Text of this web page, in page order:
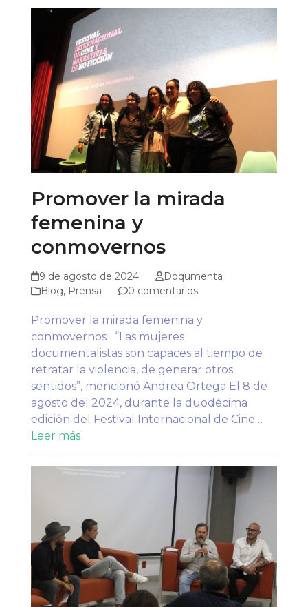
Promover la mirada
femenina y
conmovernos
9 de agosto de 2024
Doqumenta
Blog, Prensa 0 comentarios
Promover la mirada femenina y
conmovernos “Las mujeres
documentalistas son capaces al tiempo de
retratar la violencia, de generar otros
sentidos”, mencionó Andrea Ortega El 8 de
agosto del 2024, durante la duodécima
edición del Festival Internacional de Cine…
Leer más